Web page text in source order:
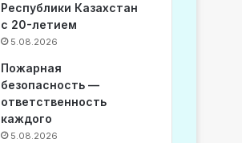
Республики Казахстан
с 20-летием
5.08.2026
Пожарная
безопасность —
ответственность
каждого
5.08.2026